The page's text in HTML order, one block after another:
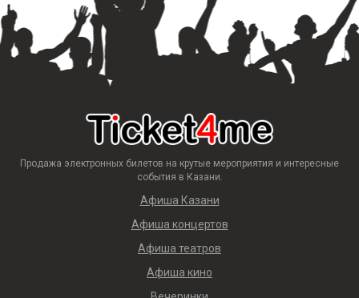
Продажа электронных билетов на крутые мероприятия и интересные
события в Казани.
Афиша Казани
Афиша концертов
Афиша театров
Афиша кино